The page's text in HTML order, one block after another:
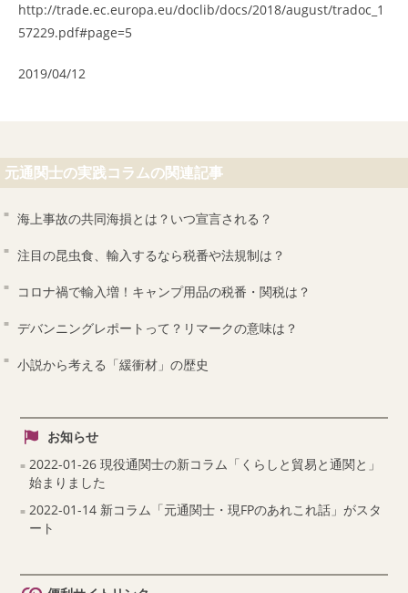
http://trade.ec.europa.eu/doclib/docs/2018/august/tradoc_1
57229.pdf#page=5
2019/04/12
元通関士の実践コラムの関連記事
海上事故の共同海損とは？いつ宣言される？
注目の昆虫食、輸入するなら税番や法規制は？
コロナ禍で輸入増！キャンプ用品の税番・関税は？
デバンニングレポートって？リマークの意味は？
小説から考える「緩衝材」の歴史
お知らせ
2022-01-26 現役通関士の新コラム「くらしと貿易と通関と」
始まりました
2022-01-14 新コラム「元通関士・現FPのあれこれ話」がスタ
ート